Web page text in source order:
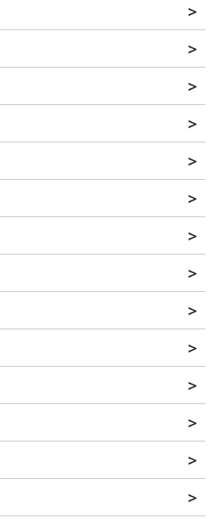
>
>
>
>
>
>
>
>
>
>
>
>
>
>